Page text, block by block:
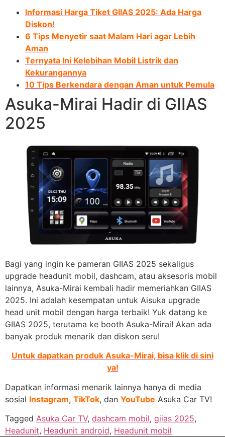
Informasi Harga Tiket GIIAS 2025: Ada Harga
Diskon!
6 Tips Menyetir saat Malam Hari agar Lebih
Aman
Ternyata Ini Kelebihan Mobil Listrik dan
Kekurangannya
10 Tips Berkendara dengan Aman untuk Pemula
Asuka-Mirai Hadir di GIIAS
2025
Bagi yang ingin ke pameran GIIAS 2025 sekaligus
upgrade headunit mobil, dashcam, atau aksesoris mobil
lainnya, Asuka-Mirai kembali hadir memeriahkan GIIAS
2025. Ini adalah kesempatan untuk Aisuka upgrade
head unit mobil dengan harga terbaik! Yuk datang ke
GIIAS 2025, terutama ke booth Asuka-Mirai! Akan ada
banyak produk menarik dan diskon seru!
Untuk dapatkan produk Asuka-Mirai, bisa klik di sini
ya!
Dapatkan informasi menarik lainnya hanya di media
sosial Instagram, TikTok, dan YouTube Asuka Car TV!
Tagged Asuka Car TV, dashcam mobil, giias 2025,
Headunit, Headunit android, Headunit mobil